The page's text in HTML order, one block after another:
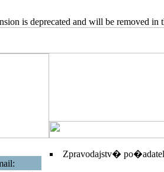
is deprecated and will be removed
Zpravodajstv�